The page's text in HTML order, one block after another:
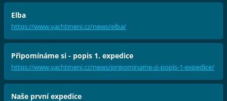
Elba
https://www.yachtmeni.cz/news/elba/
Připomínáme si - popis 1. expedice
https://www.yachtmeni.cz/news/pripominame-si-popis-1-expedice/
Naše první expedice